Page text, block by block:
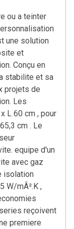
ou a teinter
une solution
et
Conçu en
stabilite et sa
projets de
Les
L 60 cm , pour
cm . Le
equipe d'un
avec gaz
isolation
W/mÂ².K ,
reçoivent
premiere